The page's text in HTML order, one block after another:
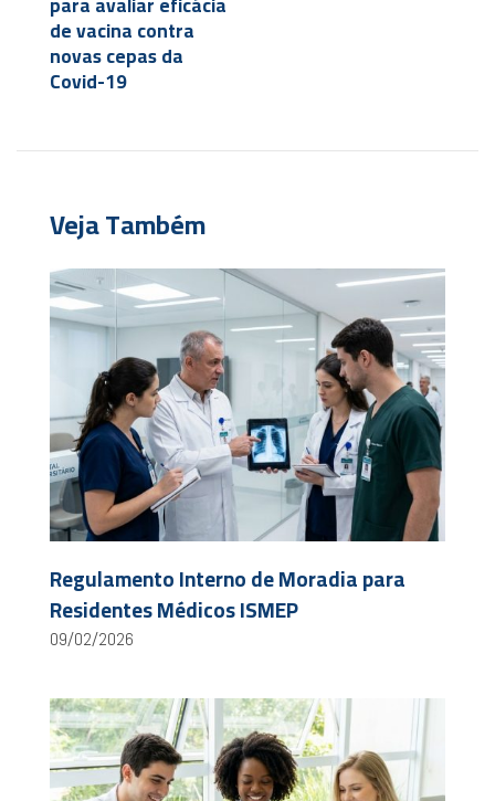
de vacina contra
novas cepas da
Covid-19
Veja Também
Regulamento Interno de Moradia para
Residentes Médicos ISMEP
09/02/2026